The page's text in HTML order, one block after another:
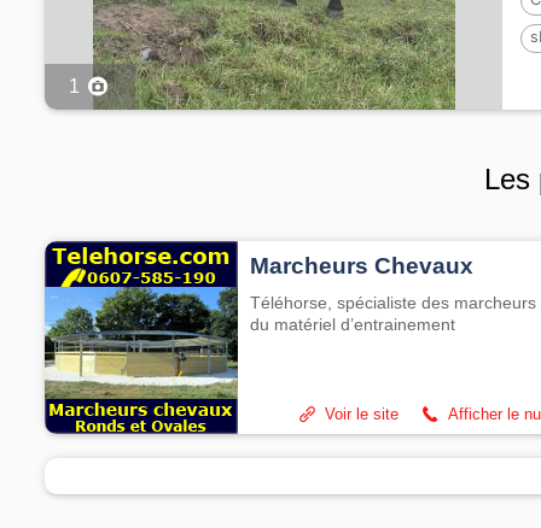
1
Les
Marcheurs Chevaux
Téléhorse, spécialiste des marcheurs
du matériel d’entrainement
Afficher le
Voir le site